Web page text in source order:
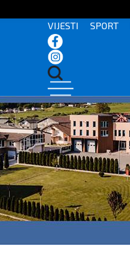
VIJESTI SPORT